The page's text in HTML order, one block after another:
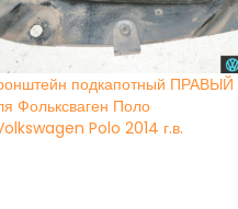
подкапотный ПРАВЫЙ
Фольксваген Поло
Polo 2014 г.в.